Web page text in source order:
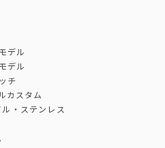
デル
デル
チ
カスタム
・ステンレス